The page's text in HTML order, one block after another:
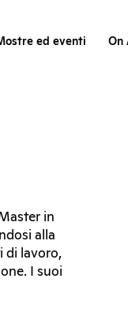
ed eventi On
in
alla
di lavoro,
I suoi